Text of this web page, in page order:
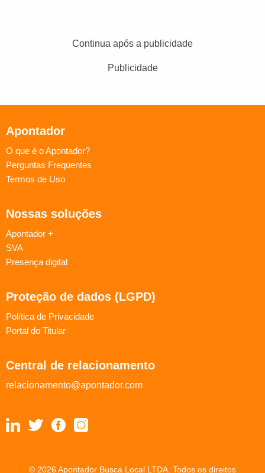
Continua após a publicidade
Publicidade
Apontador
O que é o Apontador?
Perguntas Frequentes
Termos de Uso
Nossas soluções
Apontador +
SVA
Presença digital
Proteção de dados (LGPD)
Política de Privacidade
Portal do Titular
Central de relacionamento
relacionamento@apontador.com
© 2026 Apontador Busca Local LTDA. Todos os direitos